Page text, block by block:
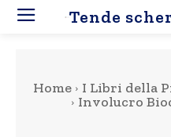
Tende
Home I Libri della
Involucro